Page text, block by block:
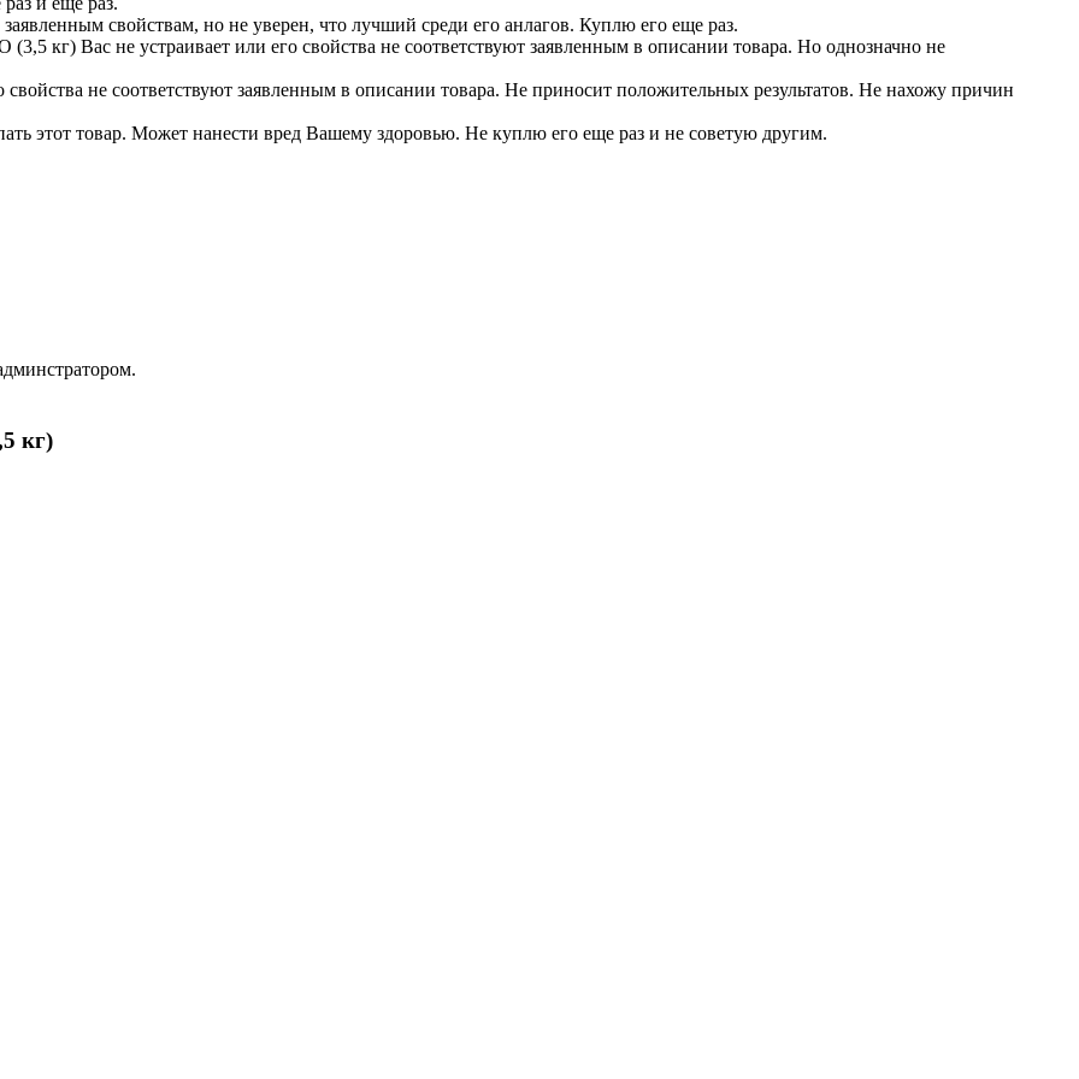
заявленным свойствам, но не уверен, что лучший среди его анлагов. Куплю его еще раз.
Вас не устраивает или его свойства не соответствуют заявленным в описании товара. Но однозначно не
свойства не соответствуют заявленным в описании товара. Не приносит положительных результатов. Не нахожу причин
этот товар. Может нанести вред Вашему здоровью. Не куплю его еще раз и не советую другим.
кг)